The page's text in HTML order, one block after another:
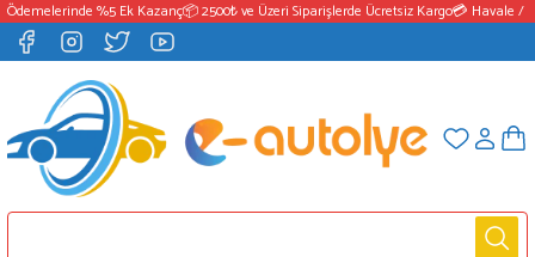
%5 Ek Kazanç📦 2500₺ ve Üzeri Siparişlerde Ücretsiz Kargo💳 Havale /